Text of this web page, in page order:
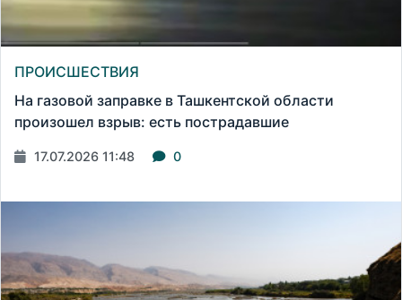
ПРОИСШЕСТВИЯ
На газовой заправке в Ташкентской области
произошел взрыв: есть пострадавшие
17.07.2026 11:48 0